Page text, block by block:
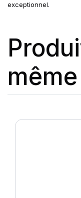
exceptionnel.